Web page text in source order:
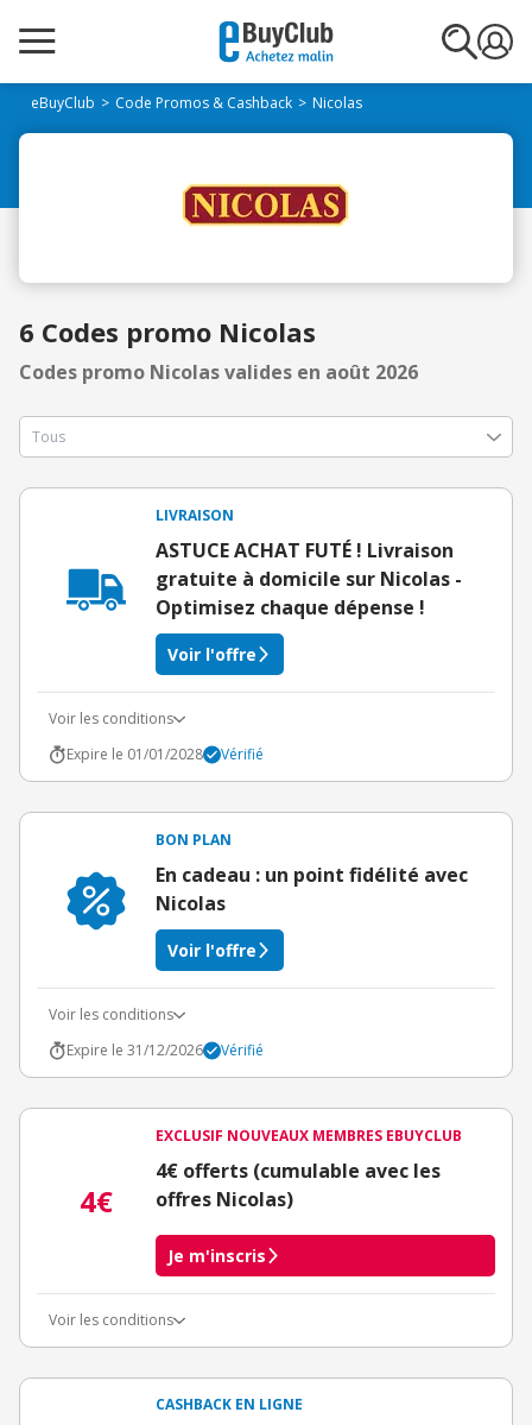
eBuyClub Code Promos & Cashback Nicolas
6 Codes promo Nicolas
Codes promo Nicolas valides en août 2026
LIVRAISON
ASTUCE ACHAT FUTÉ ! Livraison
gratuite à domicile sur Nicolas -
Optimisez chaque dépense !
Voir l'offre
Voir les conditions
Expire le 01/01/2028
Vérifié
BON PLAN
En cadeau : un point fidélité avec
Nicolas
Voir l'offre
Voir les conditions
Expire le 31/12/2026
Vérifié
4€
EXCLUSIF NOUVEAUX MEMBRES EBUYCLUB
4€ offerts (cumulable avec les
offres Nicolas)
Je m'inscris
Voir les conditions
3€ de bienvenue crédités immédiatement + 1€ supplémentaire
Offre réservée à une toute première inscription chez eBuyClub.
CASHBACK EN LIGNE